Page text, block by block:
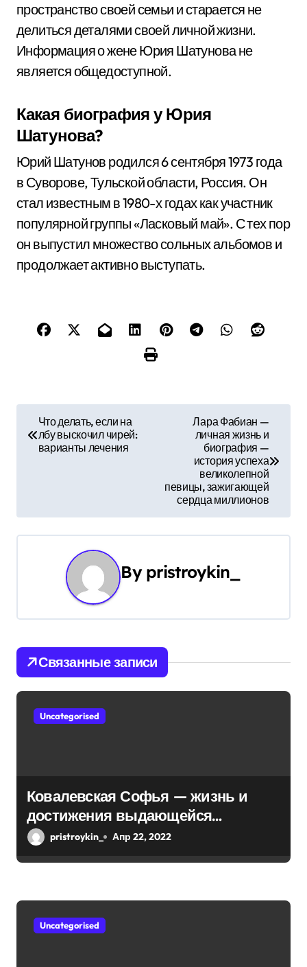
пространство своей семьи и старается не
делиться деталями своей личной жизни.
Информация о жене Юрия Шатунова не
является общедоступной.
Какая биография у Юрия
Шатунова?
Юрий Шатунов родился 6 сентября 1973 года
в Суворове, Тульской области, Россия. Он
стал известным в 1980-х годах как участник
популярной группы «Ласковый май». С тех пор
он выпустил множество сольных альбомов и
продолжает активно выступать.
г
и
я
п
о
и
я
м
Что делать, если на
лбу выскочил чирей:
варианты лечения
Лара Фабиан —
личная жизнь и
биография —
история успеха
великолепной
певицы, зажигающей
сердца миллионов
By pristroykin_
Связанные записи
Uncategorised
Ковалевская Софья — жизнь и
достижения выдающейся
математической мыслительницы
pristroykin_ Апр 22, 2022
Uncategorised